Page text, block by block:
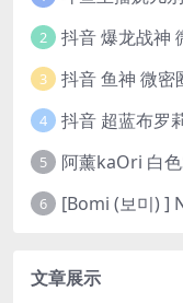
2
3
4
5 阿薰kaOri 白
6
文章展示